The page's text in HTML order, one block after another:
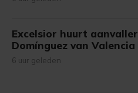
Excelsior huurt aanvaller
Domínguez van Valencia
6 uur geleden